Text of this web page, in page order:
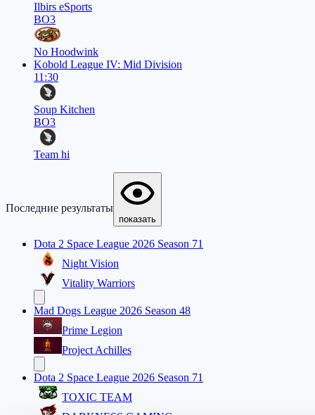
Ilbirs eSports
BO3
No Hoodwink
Kobold League IV: Mid Division
11:30
Soup Kitchen
BO3
Team hi
Последние результаты
показать
Dota 2 Space League 2026 Season 71
Night Vision
Vitality Warriors
Mad Dogs League 2026 Season 48
Prime Legion
Project Achilles
Dota 2 Space League 2026 Season 71
TOXIC TEAM